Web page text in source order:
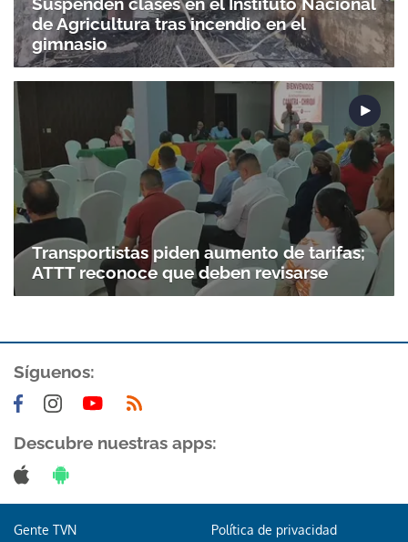
Gracias por suscribirte a nuestro boletín.
ACEPTAR
de Agricultura tras incendio en el
gimnasio
Transportistas piden aumento de tarifas;
ATTT reconoce que deben revisarse
Síguenos:
Descubre nuestras apps:
Gente TVN Política de privacidad